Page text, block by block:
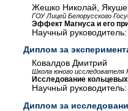
Жешко Николай,
ГОУ Лицей Белорусского
Эффект Магнуса и его
Научный
Диплом за
Ковалдов Дмитрий
Школа юного
Исследование
Научный
Диплом за